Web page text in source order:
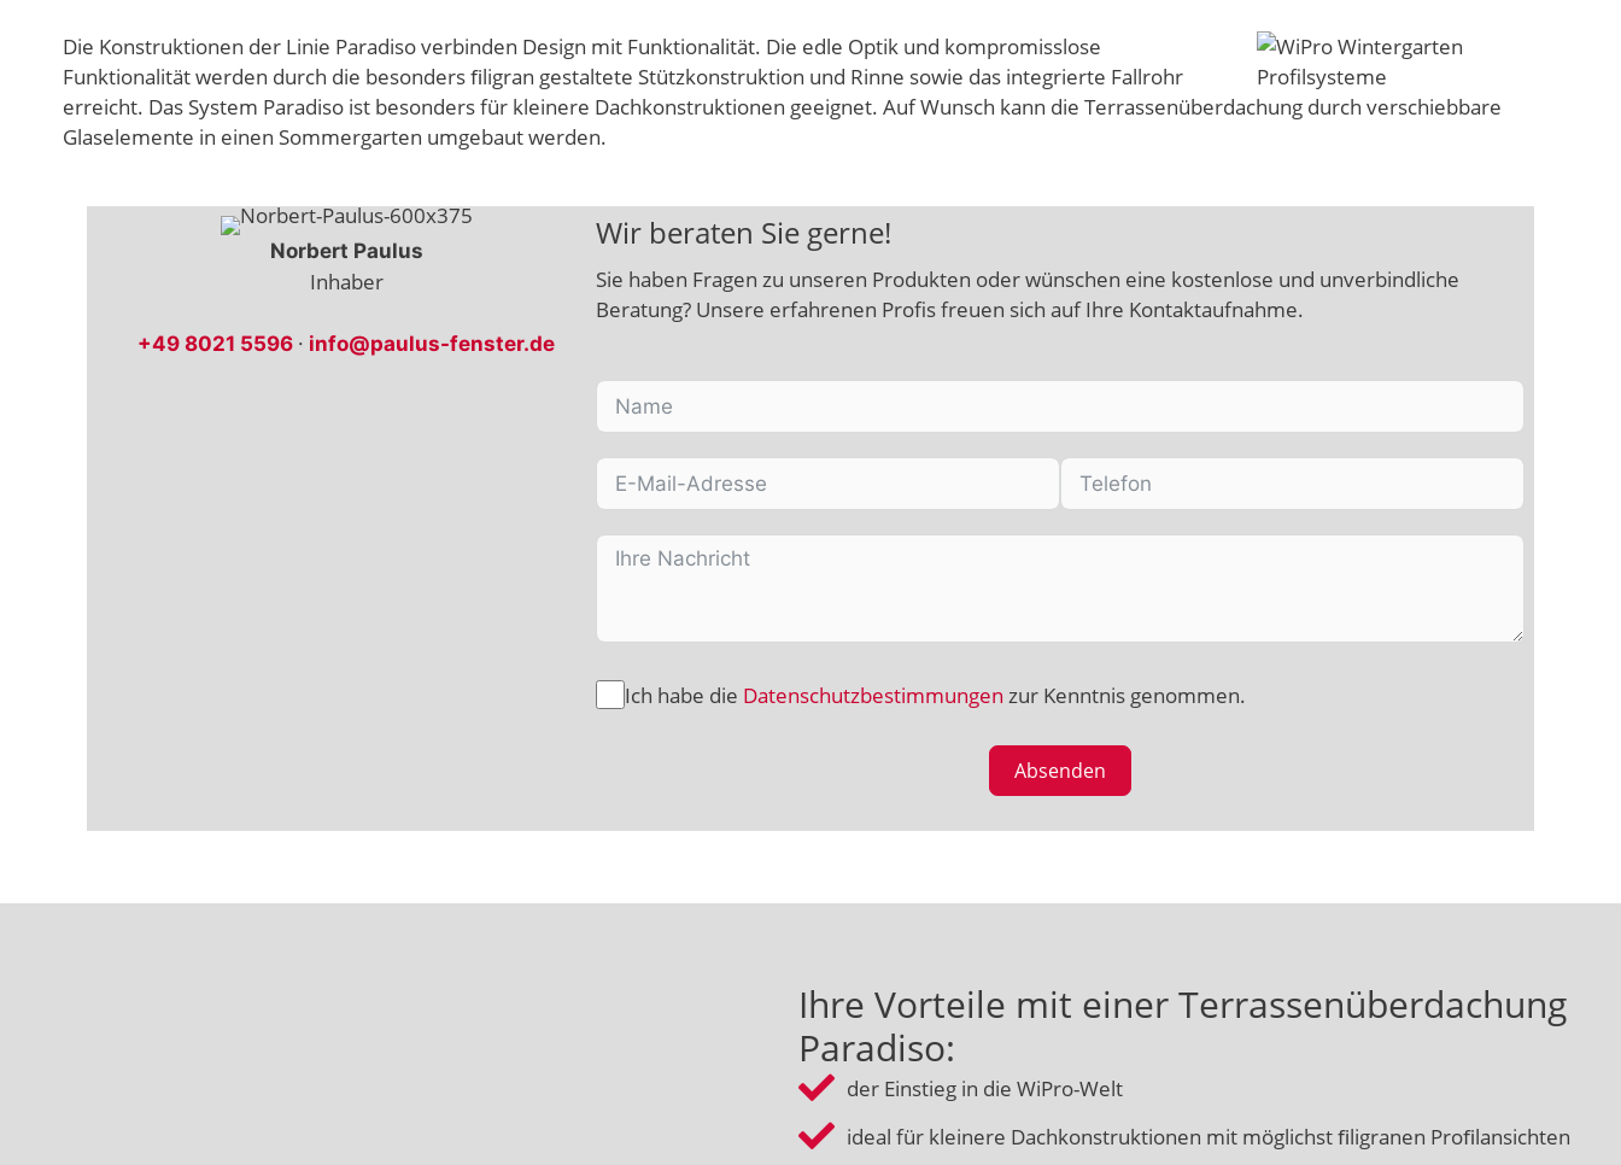
Die Konstruktionen der Linie Paradiso verbinden Design mit Funktionalität. Die edle Optik und kompromisslose
Funktionalität werden durch die besonders ﬁligran gestaltete Stützkonstruktion und Rinne sowie das integrierte Fallrohr
erreicht. Das System Paradiso ist besonders für kleinere Dachkonstruktionen geeignet. Auf Wunsch kann die Terrassenüberdachung durch verschiebbare
Glaselemente in einen Sommergarten umgebaut werden.
Norbert Paulus
Inhaber
+49 8021 5596 · info@paulus-fenster.de
Wir beraten Sie gerne!
Sie haben Fragen zu unseren Produkten oder wünschen eine kostenlose und unverbindliche
Beratung? Unsere erfahrenen Profis freuen sich auf Ihre Kontaktaufnahme.
Ich habe die Datenschutzbestimmungen zur Kenntnis genommen.
Absenden
Ihre Vorteile mit einer Terrassenüberdachung
Paradiso:
der Einstieg in die WiPro-Welt
ideal für kleinere Dachkonstruktionen mit möglichst ﬁligranen Proﬁlansichten